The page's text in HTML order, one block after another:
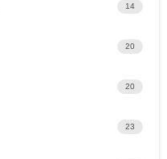
14
20
20
23